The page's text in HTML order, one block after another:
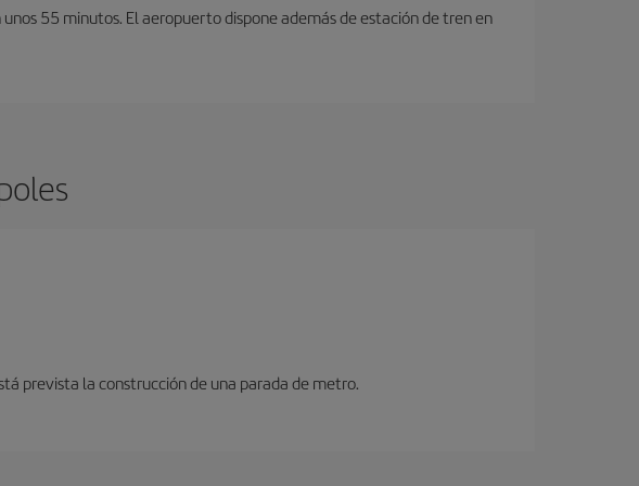
55 minutos. El aeropuerto dispone además de estación de tren en
prevista la construcción de una parada de metro.